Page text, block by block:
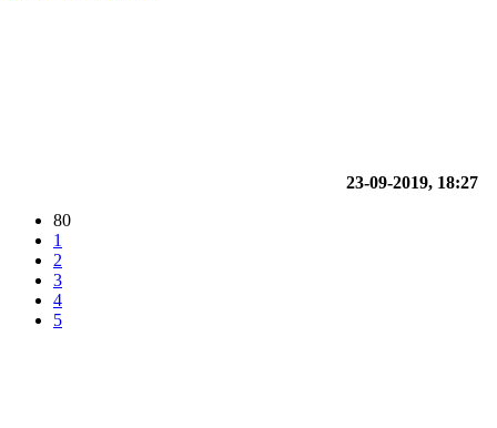
23-09-2019, 18:27
80
1
2
3
4
5